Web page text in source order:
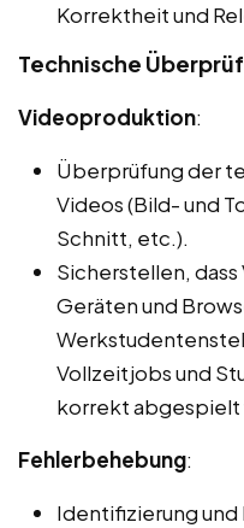
Korrektheit und
Technische
Videoproduktion:
Überprüfung der
Videos (Bild- und
Schnitt, etc.).
Sicherstellen,
Geräten und
Vollzeitjobs und
korrekt abgespielt
Fehlerbehebung:
Identifizierung